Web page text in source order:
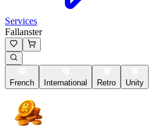
Services
Fallanster
French International Retro Unity